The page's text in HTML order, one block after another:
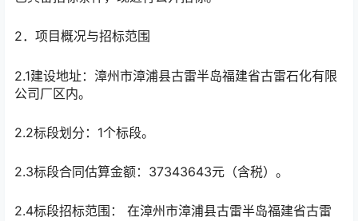
2．项目概况与招标范围
2.1建设地址：漳州市漳浦县古雷半岛福建省古雷石化有限
公司厂区内。
2.2标段划分：1个标段。
2.3标段合同估算金额：37343643元（含税）。
2.4标段招标范围： 在漳州市漳浦县古雷半岛福建省古雷